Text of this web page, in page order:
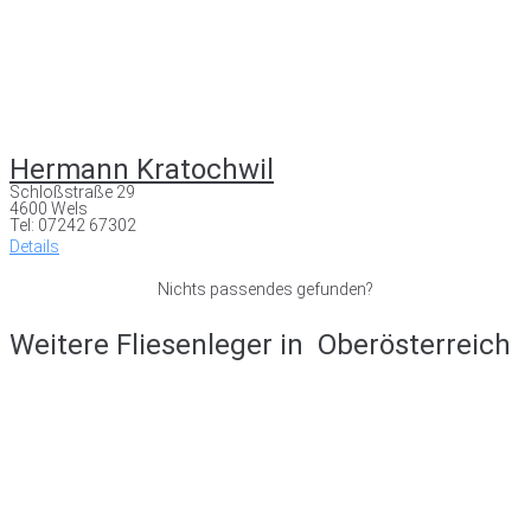
Hermann Kratochwil
Schloßstraße 29
4600 Wels
Tel: 07242 67302
Details
Nichts passendes gefunden?
Weitere Fliesenleger in Oberösterreich